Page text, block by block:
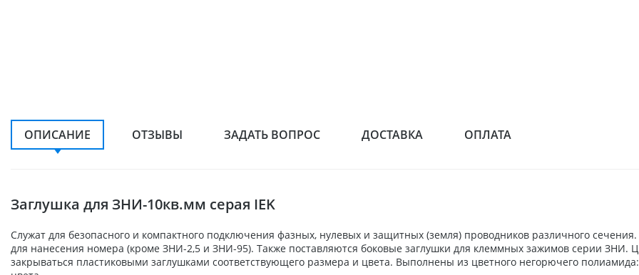
ОПИСАНИЕ ОТЗЫВЫ ЗАДАТЬ ВОПРОС ДОСТАВКА ОПЛАТА
Заглушка для ЗНИ-10кв.мм серая IEK
Служат для безопасного и компактного подключения фазных, нулевых и защитных (земля) проводников различного
для нанесения номера (кроме ЗНИ-2,5 и ЗНИ-95). Также поставляются боковые заглушки для клеммных зажимов серии
закрываться пластиковыми заглушками соответствующего размера и цвета. Выполнены из цветного негорючего полиамида: